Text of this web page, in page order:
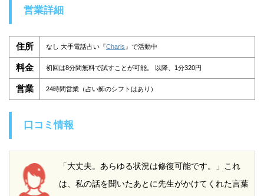
営業詳細
住所 なし 大手電話占い『Charis 』で活動中
料金 初回は8分間無料で試すことが可能。 以降、1分320円
営業 24時間営業（占い師のシフトはあり）
口コミ情報
「大丈夫。あらゆる状況は修復可能です。」これ
は、私の話を聞いたあとに先生がかけてくれた言葉